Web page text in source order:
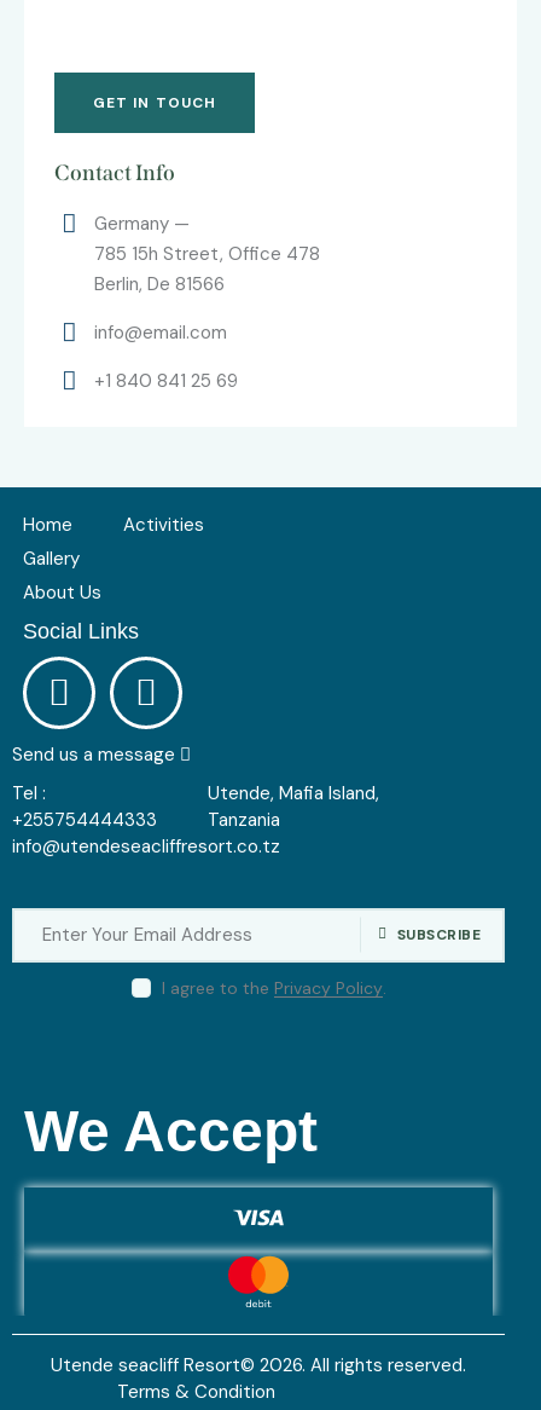
Contact Info
Germany —
785 15h Street, Office 478
Berlin, De 81566
info@email.com
+1 840 841 25 69
Home
Gallery
About Us
Activities
Social Links
Send us a message
Tel :
+255754444333
Utende, Mafia Island,
Tanzania
info@utendeseacliffresort.co.tz
SUBSCRIBE
I agree to the Privacy Policy.
We Accept
Utende seacliff Resort© 2026. All rights reserved.
Terms & Condition